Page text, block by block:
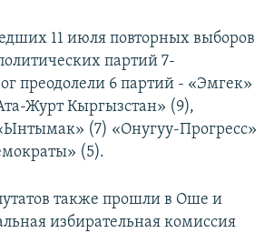
11 июля повторных выборов
партий 7-
преодолели 6 партий - «Эмгек»
Журт Кыргызстан» (9),
(7) «Онугуу-Прогресс»
(5).
также прошли в Оше и
избирательная комиссия